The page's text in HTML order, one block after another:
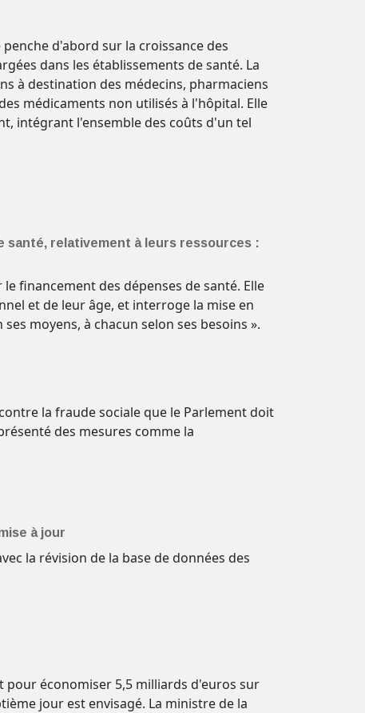
d'abord sur la croissance des
dans les établissements de santé. La
à destination des médecins, pharmaciens
médicaments non utilisés à l'hôpital. Elle
intégrant l'ensemble des coûts d'un tel
santé, relativement à leurs ressources :
financement des dépenses de santé. Elle
et de leur âge, et interroge la mise en
moyens, à chacun selon ses besoins ».
la fraude sociale que le Parlement doit
des mesures comme la
à jour
la révision de la base de données des
pour économiser 5,5 milliards d'euros sur
jour est envisagé. La ministre de la